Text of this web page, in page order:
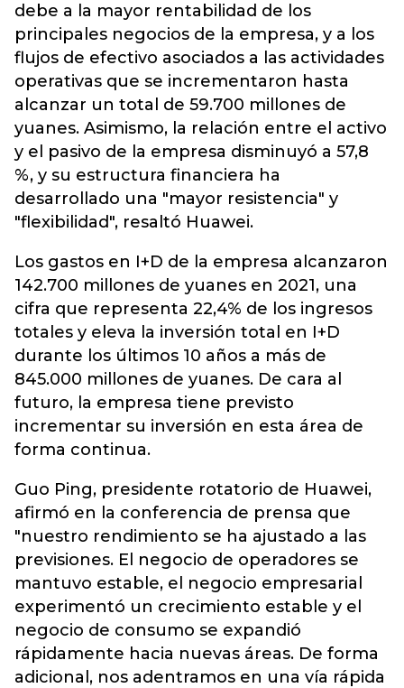
debe a la mayor rentabilidad de los
principales negocios de la empresa, y a los
flujos de efectivo asociados a las actividades
operativas que se incrementaron hasta
alcanzar un total de 59.700 millones de
yuanes. Asimismo, la relación entre el activo
y el pasivo de la empresa disminuyó a 57,8
%, y su estructura financiera ha
desarrollado una "mayor resistencia" y
"flexibilidad", resaltó Huawei.
Los gastos en I+D de la empresa alcanzaron
142.700 millones de yuanes en 2021, una
cifra que representa 22,4% de los ingresos
totales y eleva la inversión total en I+D
durante los últimos 10 años a más de
845.000 millones de yuanes. De cara al
futuro, la empresa tiene previsto
incrementar su inversión en esta área de
forma continua.
Guo Ping, presidente rotatorio de Huawei,
afirmó en la conferencia de prensa que
"nuestro rendimiento se ha ajustado a las
previsiones. El negocio de operadores se
mantuvo estable, el negocio empresarial
experimentó un crecimiento estable y el
negocio de consumo se expandió
rápidamente hacia nuevas áreas. De forma
adicional, nos adentramos en una vía rápida